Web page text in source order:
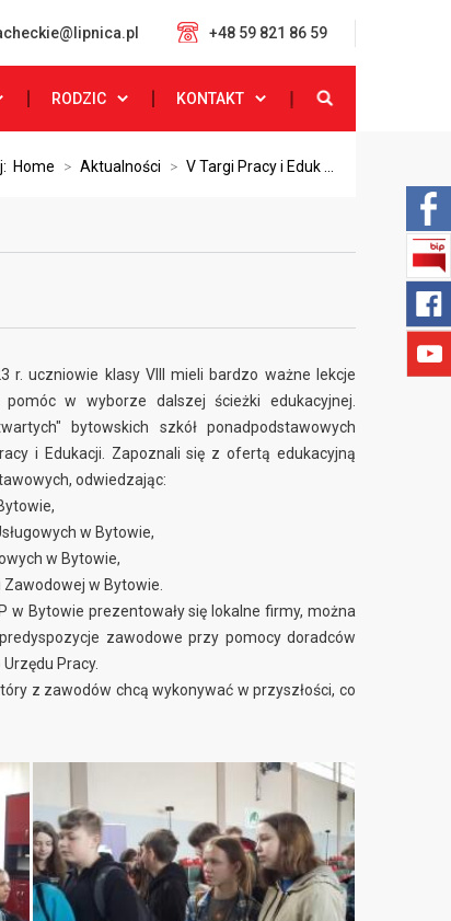
+48 59 821 86 59
RODZIC KONTAKT
Home > Aktualności > V Targi Pracy i Eduk ...
r. uczniowie klasy VIII mieli bardzo ważne lekcje
w wyborze dalszej ścieżki edukacyjnej.
bytowskich szkół ponadpodstawowych
i Edukacji. Zapoznali się z ofertą edukacyjną
odwiedzając:
w Bytowie,
w Bytowie,
w Bytowie.
w Bytowie prezentowały się lokalne firmy, można
zawodowe przy pomocy doradców
Pracy.
z zawodów chcą wykonywać w przyszłości, co